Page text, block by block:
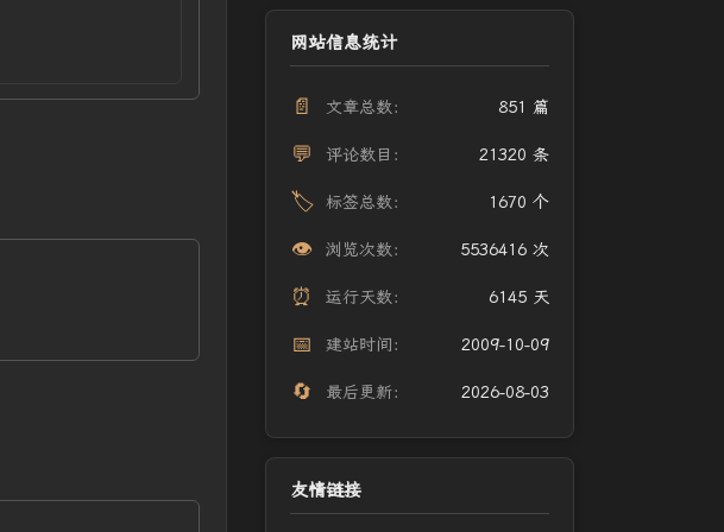
网站信息统计
📄 文章总数： 851 篇
💬 评论数目： 21320 条
🏷️ 标签总数： 1670 个
👁️ 浏览次数： 5536416 次
⏰ 运行天数： 6145 天
📅 建站时间： 2009-10-09
🔄 最后更新： 2026-08-03
友情链接